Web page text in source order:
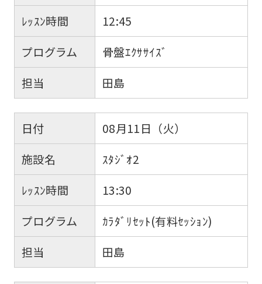
ﾚｯｽﾝ時間
12:45
プログラム
骨盤ｴｸｻｻｲｽﾞ
担当
田島
日付
08月11日（火）
施設名
ｽﾀｼﾞｵ2
ﾚｯｽﾝ時間
13:30
プログラム
ｶﾗﾀﾞﾘｾｯﾄ(有料ｾｯｼｮﾝ)
担当
田島